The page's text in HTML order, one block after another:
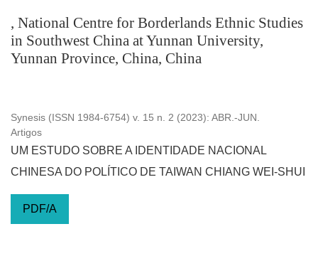
, National Centre for Borderlands Ethnic Studies
in Southwest China at Yunnan University,
Yunnan Province, China, China
Synesis (ISSN 1984-6754) v. 15 n. 2 (2023): ABR.-JUN.
Artigos
UM ESTUDO SOBRE A IDENTIDADE NACIONAL
CHINESA DO POLÍTICO DE TAIWAN CHIANG WEI-SHUI
PDF/A